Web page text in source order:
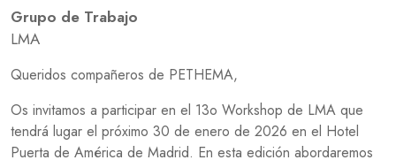
Grupo de Trabajo
LMA
Queridos compañeros de PETHEMA,
Os invitamos a participar en el 13o Workshop de LMA que
tendrá lugar el próximo 30 de enero de 2026 en el Hotel
Puerta de América de Madrid. En esta edición abordaremos